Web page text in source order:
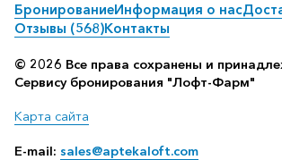
БронированиеИнформация о нас
Отзывы (568)Контакты
© 2026 Все права сохранены и
Сервису бронирования "Лофт-Фарм"
Карта сайта
E-mail: sales@aptekaloft.com